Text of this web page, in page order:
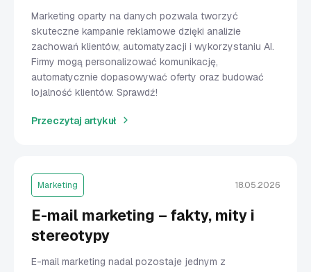
Marketing oparty na danych pozwala tworzyć
skuteczne kampanie reklamowe dzięki analizie
zachowań klientów, automatyzacji i wykorzystaniu AI.
Firmy mogą personalizować komunikację,
automatycznie dopasowywać oferty oraz budować
lojalność klientów. Sprawdź!
Przeczytaj artykuł
Marketing 18.05.2026
E-mail marketing – fakty, mity i
stereotypy
E-mail marketing nadal pozostaje jednym z